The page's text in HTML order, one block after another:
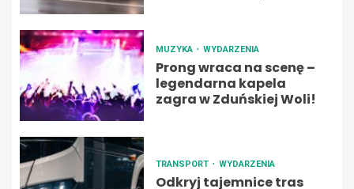
MUZYKA WYDARZENIA
Prong wraca na scenę –
legendarna kapela
zagra w Zduńskiej Woli!
TRANSPORT WYDARZENIA
Odkryj tajemnice tras